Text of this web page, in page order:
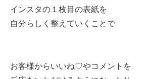
インスタの１枚目の表紙を
自分らしく整えていくことで
お客様からいいね♡やコメントを